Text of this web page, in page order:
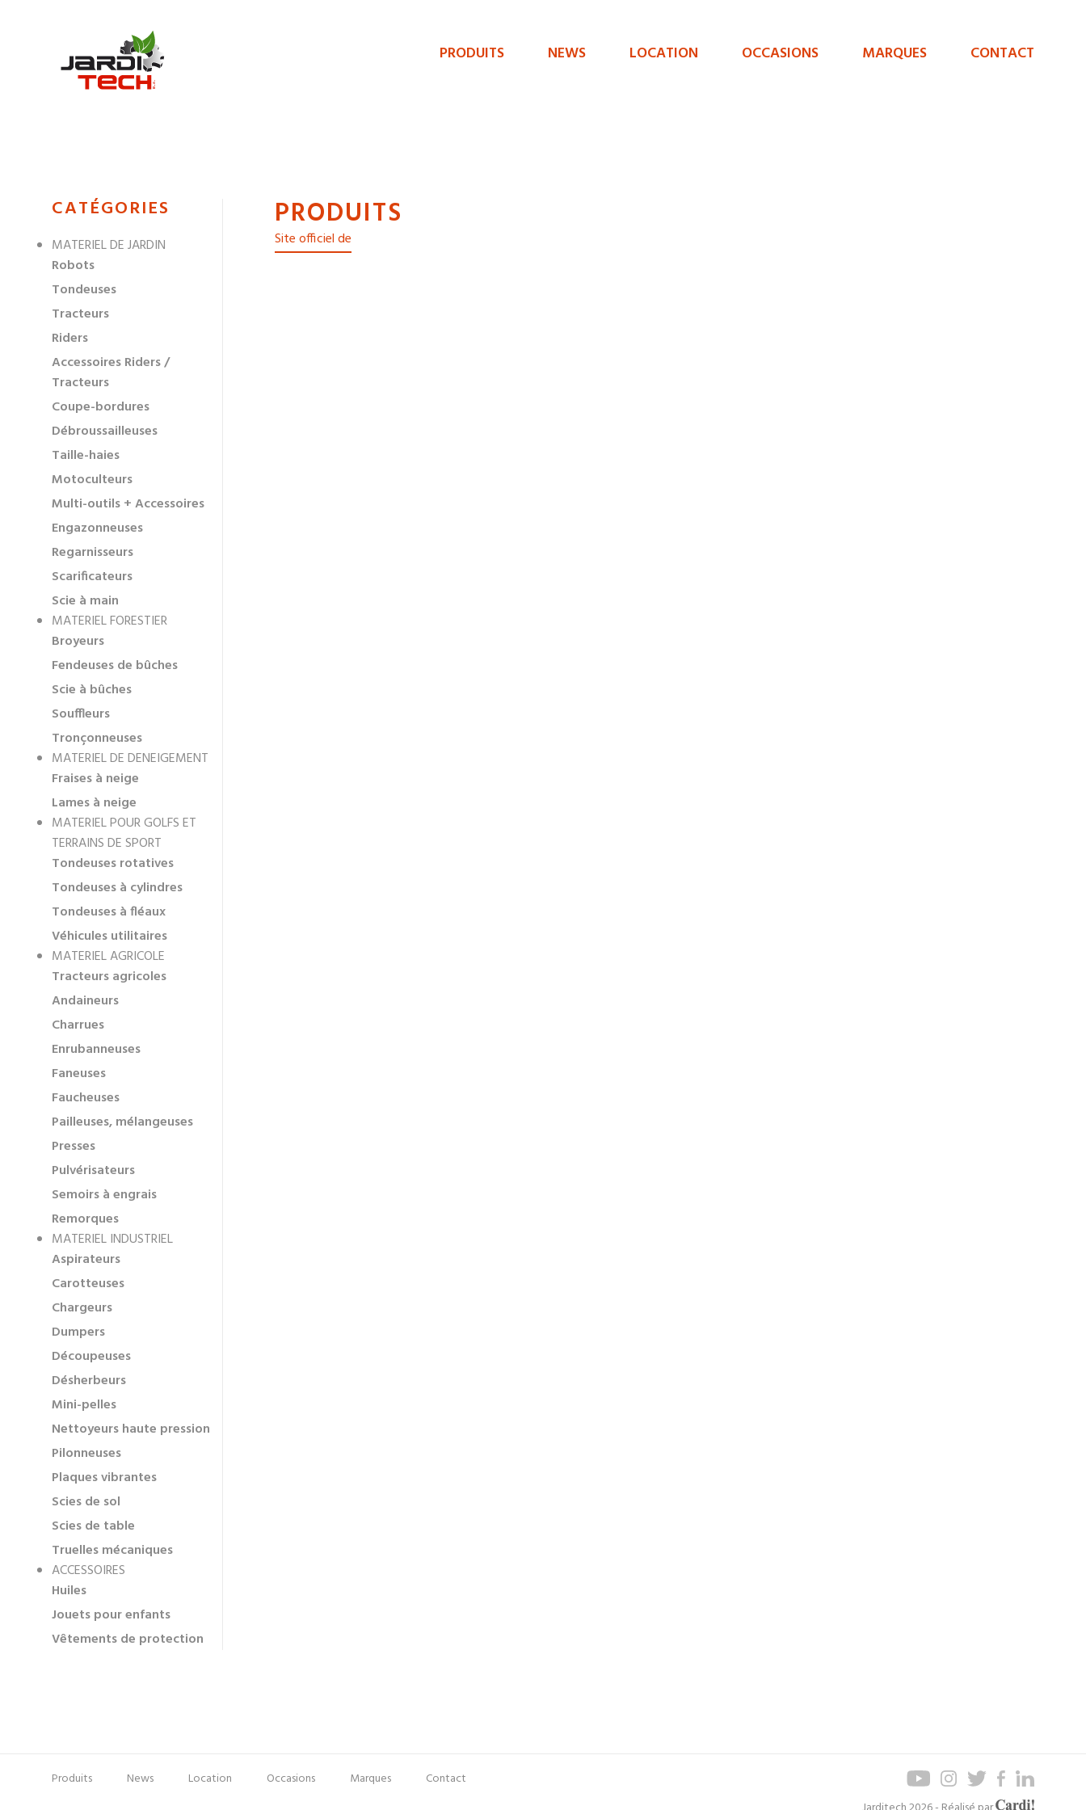
Jarditech
Menu
PRODUITS NEWS LOCATION OCCASIONS MARQUES CONTACT
MENU
NAVIGATION
DES
CATÉGORIES
MATERIEL DE JARDIN
Robots
Tondeuses
Tracteurs
Riders
Accessoires Riders /
Tracteurs
Coupe-bordures
Débroussailleuses
Taille-haies
Motoculteurs
Multi-outils + Accessoires
Engazonneuses
Regarnisseurs
Scarificateurs
Scie à main
MATERIEL FORESTIER
Broyeurs
Fendeuses de bûches
Scie à bûches
Souffleurs
Tronçonneuses
MATERIEL DE DENEIGEMENT
Fraises à neige
Lames à neige
MATERIEL POUR GOLFS ET
TERRAINS DE SPORT
Tondeuses rotatives
Tondeuses à cylindres
Tondeuses à fléaux
Véhicules utilitaires
MATERIEL AGRICOLE
Tracteurs agricoles
Andaineurs
Charrues
Enrubanneuses
Faneuses
Faucheuses
Pailleuses, mélangeuses
Presses
Pulvérisateurs
Semoirs à engrais
Remorques
MATERIEL INDUSTRIEL
Aspirateurs
Carotteuses
Chargeurs
Dumpers
Découpeuses
Désherbeurs
Mini-pelles
Nettoyeurs haute pression
Pilonneuses
Plaques vibrantes
Scies de sol
Scies de table
Truelles mécaniques
ACCESSOIRES
Huiles
Jouets pour enfants
Vêtements de protection
PRODUITS
Site officiel de
Pied
Menu
Produits News Location Occasions Marques
Contact